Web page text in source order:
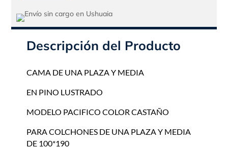
Descripción del Producto
CAMA DE UNA PLAZA Y MEDIA
EN PINO LUSTRADO
MODELO PACIFICO COLOR CASTAÑO
PARA COLCHONES DE UNA PLAZA Y MEDIA
DE 100*190